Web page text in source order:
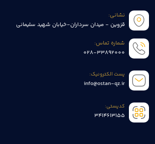
نشانی:
قزوین - میدان سرداران-خیابان شهید سلیمانی
شماره تماس:
028-33892000
پست الکترونیک:
info@ostan-qz.ir
کدپستی:
3414613155